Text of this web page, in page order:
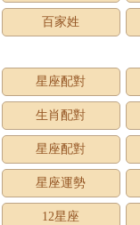
百家姓
星座配對
生肖配對
星座配對
星座運勢
12星座